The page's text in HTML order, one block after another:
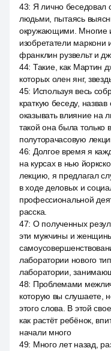
43: Я лично
людьми, пытаясь
окружающими. Многие
изобретатели маркони
франклин рузвельт и
44: Такие, как Мартин
которых олен янг,
45: Используя весь
краткую беседу,
оказывать влияние на
такой она была только
полуторачасовую
46: Долгое время я
на курсах в нью
лекцию, я предлагал
в ходе деловых и
профессиональной
расска.
47: О полученных
эти мужчины и
лаборатории нового
лаборатории,
48: Проблемами
которую вы слушаете,
этого слова. В этой
как растёт ребёнок,
начали много
49: Много лет назад,